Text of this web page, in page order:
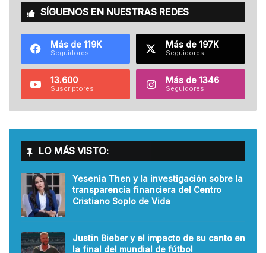
SÍGUENOS EN NUESTRAS REDES
Más de 119K
Seguidores
Más de 197K
Seguidores
13.600
Suscriptores
Más de 1346
Seguidores
LO MÁS VISTO:
Yesenia Then y la investigación sobre la
transparencia financiera del Centro
Cristiano Soplo de Vida
Justin Bieber y el impacto de su canto en
la final del mundial de fútbol